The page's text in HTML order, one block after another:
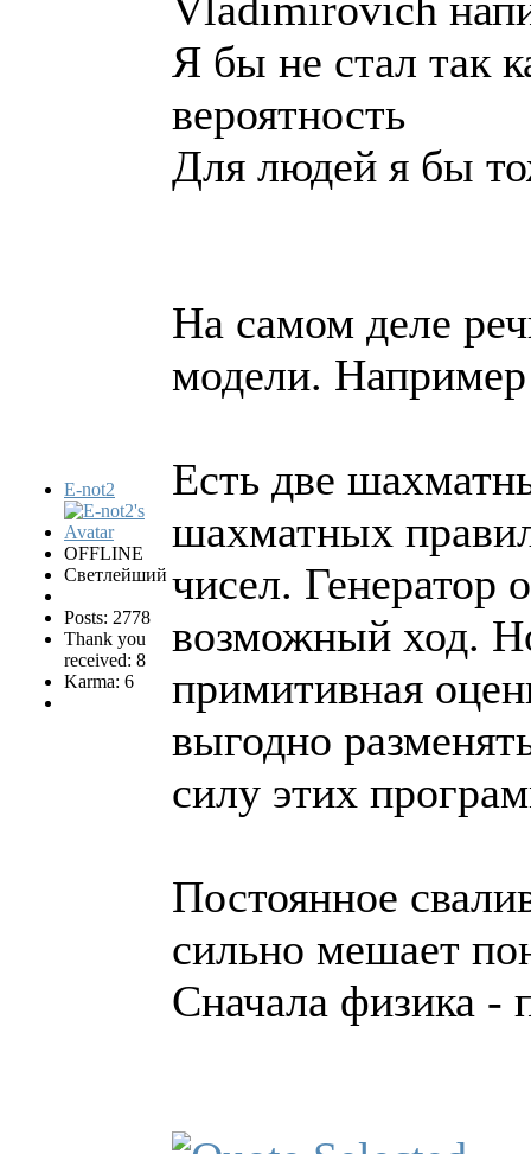
E-not2
OFFLINE
Светлейший
Posts: 2778
Thank you
received: 8
Karma: 6
Я бы не стал так
вероятность
Для людей я бы
На самом деле
модели. Например
Есть две
шахматных
чисел. Генератор
возможный ход.
примитивная
выгодно
силу этих
Постоянное
сильно мешает
Сначала физика -